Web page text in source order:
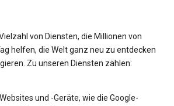
von Diensten, die Millionen von
helfen, die Welt ganz neu zu entdecken
Zu unseren Diensten zählen:
und -Geräte, wie die Google-